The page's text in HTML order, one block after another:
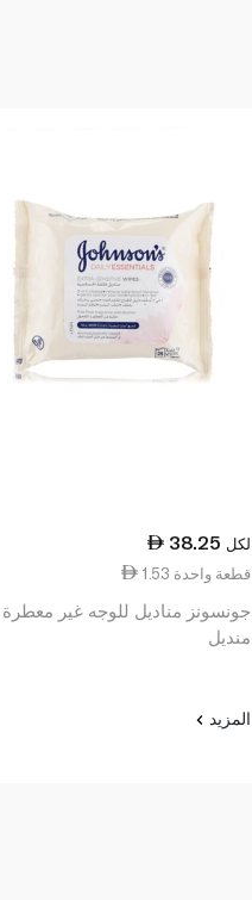
38.25 لكل
1.53 قطعة واحدة
منديل
المزيد